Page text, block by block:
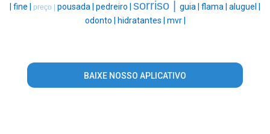
fine | preço | pousada | pedreiro | sorriso | guia | flama | aluguel |
odonto |
hidratantes | mvr |
BAIXE NOSSO APLICATIVO